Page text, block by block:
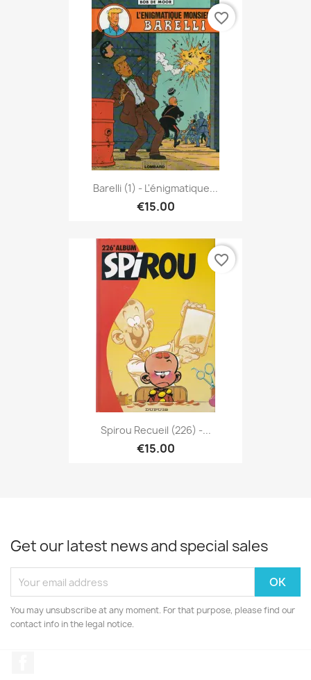
Barelli (1) - L'énigmatique...
€15.00
favorite_border
Spirou Recueil (226) -...
€15.00
favorite_border
Get our latest news and special sales
You may unsubscribe at any moment. For that purpose, please find our
contact info in the legal notice.